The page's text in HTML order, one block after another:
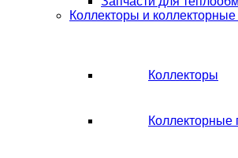
Коллекторы и
Коллекторы
Коллекторные